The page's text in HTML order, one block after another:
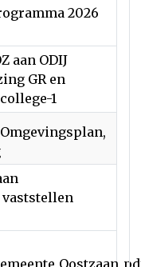
2026
aan ODIJ
GR en
1